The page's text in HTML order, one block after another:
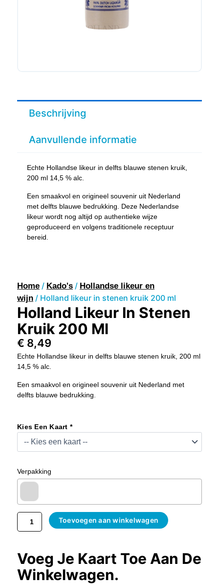
Beschrijving
Aanvullende informatie
Echte Hollandse likeur in delfts blauwe stenen kruik,
200 ml 14,5 % alc.
Een smaakvol en origineel souvenir uit Nederland
met delfts blauwe bedrukking. Deze Nederlandse
likeur wordt nog altijd op authentieke wijze
geproduceerd en volgens traditionele receptuur
bereid.
Home / Kado's / Hollandse likeur en
wijn / Holland likeur in stenen kruik 200 ml
Holland Likeur In Stenen
Kruik 200 Ml
€ 8,49
Echte Hollandse likeur in delfts blauwe stenen kruik, 200 ml
14,5 % alc.
Een smaakvol en origineel souvenir uit Nederland met
delfts blauwe bedrukking.
Kies Een Kaart *
Verpakking
Likeur
In
Stenen
Kruik
Ml
Aantal
Toevoegen aan winkelwagen
Voeg Je Kaart Toe Aan De
Winkelwagen.